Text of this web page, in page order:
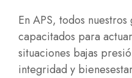
En APS, todos nuestros
capacitados para
situaciones bajas
integridad y